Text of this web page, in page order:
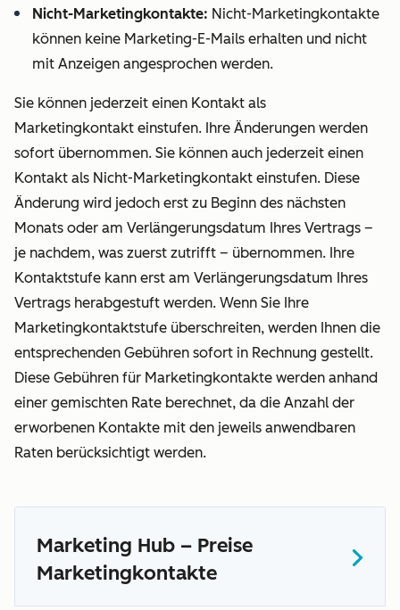
Nicht-Marketingkontakte: Nicht-Marketingkontakte
können keine Marketing-E-Mails erhalten und nicht
mit Anzeigen angesprochen werden.
Sie können jederzeit einen Kontakt als
Marketingkontakt einstufen. Ihre Änderungen werden
sofort übernommen. Sie können auch jederzeit einen
Kontakt als Nicht-Marketingkontakt einstufen. Diese
Änderung wird jedoch erst zu Beginn des nächsten
Monats oder am Verlängerungsdatum Ihres Vertrags –
je nachdem, was zuerst zutrifft – übernommen. Ihre
Kontaktstufe kann erst am Verlängerungsdatum Ihres
Vertrags herabgestuft werden. Wenn Sie Ihre
Marketingkontaktstufe überschreiten, werden Ihnen die
entsprechenden Gebühren sofort in Rechnung gestellt.
Diese Gebühren für Marketingkontakte werden anhand
einer gemischten Rate berechnet, da die Anzahl der
erworbenen Kontakte mit den jeweils anwendbaren
Raten berücksichtigt werden.
Marketing Hub – Preise
Marketingkontakte